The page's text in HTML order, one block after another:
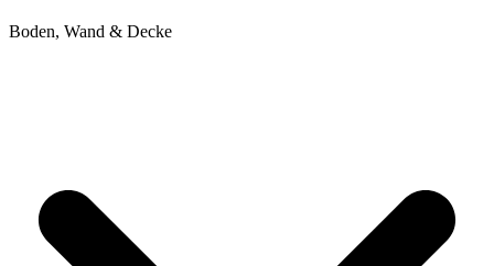
Boden, Wand & Decke